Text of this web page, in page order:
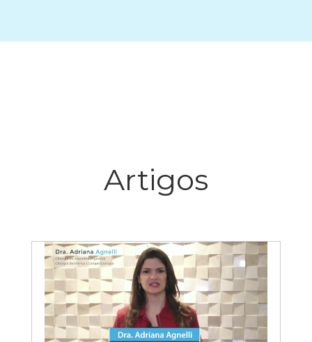
Artigos